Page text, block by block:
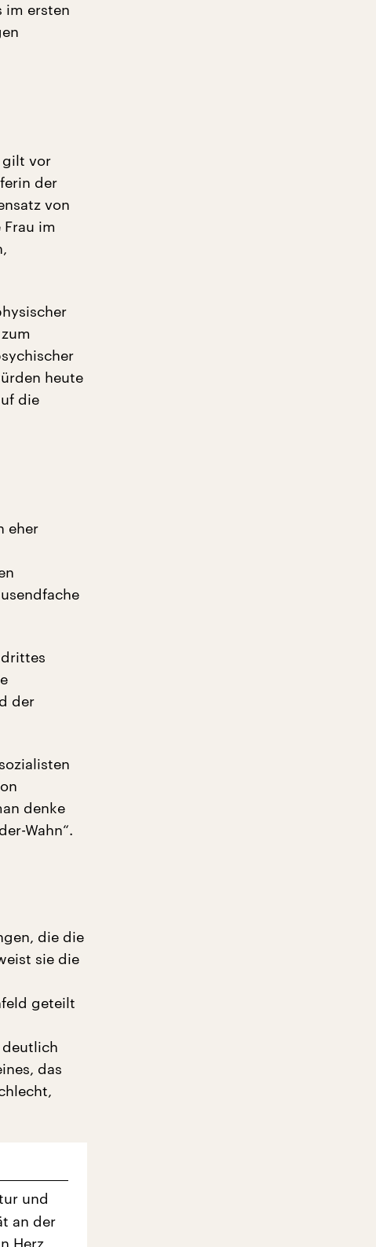
im ersten
gilt vor
der
von
im
heute
die
eher
der
denke
Wahn“.
die die
sie die
geteilt
deutlich
das
und
an der
Herz